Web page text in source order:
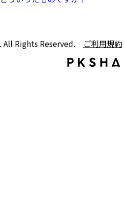
Rights Reserved. ご利用規約